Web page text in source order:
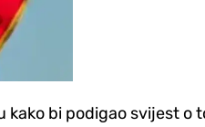
bi podigao svijest o